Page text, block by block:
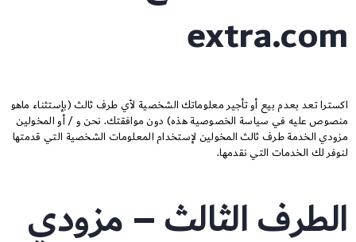
extra.com
اكسترا تعد بعدم بيع أو تأجير معلوماتك الشخصية لأي طرف ثالث (بإستثناء ماهو
منصوص عليه في سياسة الخصوصية هذه) دون موافقتك. نحن و / أو المخولين
مزودي الخدمة طرف ثالث المخولين لإستخدام المعلومات الشخصية التي قدمتها
لنوفر لك الخدمات التي نقدمها.
الطرف الثالث – مزودي